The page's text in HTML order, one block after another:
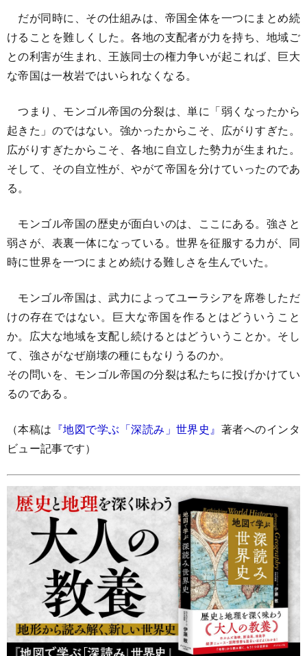
だが同時に、その仕組みは、帝国全体を一つにまとめ続
けることを難しくした。各地の支配者が力を持ち、地域ご
との利害が生まれ、王族同士の権力争いが起これば、巨大
な帝国は一枚岩ではいられなくなる。
つまり、モンゴル帝国の分裂は、単に「弱くなったから
起きた」のではない。強かったからこそ、広がりすぎた。
広がりすぎたからこそ、各地に自立した勢力が生まれた。
そして、その自立性が、やがて帝国を分けていったのであ
る。
モンゴル帝国の歴史が面白いのは、ここにある。強さと
弱さが、表裏一体になっている。世界を征服する力が、同
時に世界を一つにまとめ続ける難しさを生んでいた。
モンゴル帝国は、武力によってユーラシアを席巻しただ
けの存在ではない。巨大な帝国を作るとはどういうこと
か。広大な地域を支配し続けるとはどういうことか。そし
て、強さがなぜ崩壊の種にもなりうるのか。
その問いを、モンゴル帝国の分裂は私たちに投げかけてい
るのである。
（本稿は 『地図で学ぶ「深読み」世界史』 著者へのインタ
ビュー記事です）